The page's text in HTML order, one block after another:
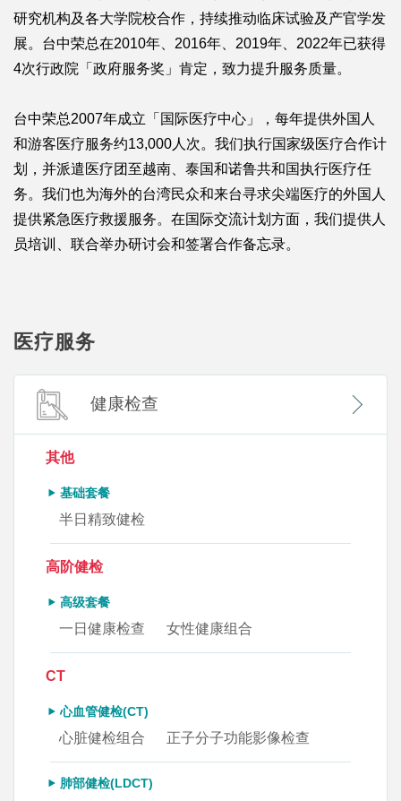
研究机构及各大学院校合作，持续推动临床试验及产官学发
展。台中荣总在2010年、2016年、2019年、2022年已获得
4次行政院「政府服务奖」肯定，致力提升服务质量。
台中荣总2007年成立「国际医疗中心」，每年提供外国人
和游客医疗服务约13,000人次。我们执行国家级医疗合作计
划，并派遣医疗团至越南、泰国和诺鲁共和国执行医疗任
务。我们也为海外的台湾民众和来台寻求尖端医疗的外国人
提供紧急医疗救援服务。在国际交流计划方面，我们提供人
员培训、联合举办研讨会和签署合作备忘录。
医疗服务
健康检查
其他
基础套餐
半日精致健检
高阶健检
高级套餐
一日健康检查 女性健康组合
CT
心血管健检(CT)
心脏健检组合 正子分子功能影像检查
肺部健检(LDCT)